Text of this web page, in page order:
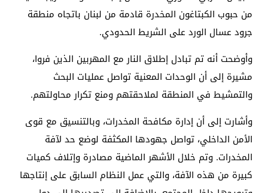
من حبوب الكبتاغون المخدرة قادمة من لبنان باتجاه منطقة
جرود عسال الورد على الشريط الحدودي.
وأوضحت أنه تم تبادل إطلاق النار مع المهربين الذين فروا،
مشيرة إلى أن الوحدات المعنية تواصل عمليات البحث
والتمشيط في المنطقة لملاحقتهم ومنع تكرار محاولتهم.
وأشارت إلى أن إدارة مكافحة المخدرات، وبالتنسيق مع قوى
الأمن الداخلي، تواصل جهودها المكثفة لوضع حد لآفة
المخدرات. وتم خلال الأشهر الماضية مصادرة وإتلاف كميات
كبيرة من هذه الآفة، والتي عمل النظام السابق على إنتاجها